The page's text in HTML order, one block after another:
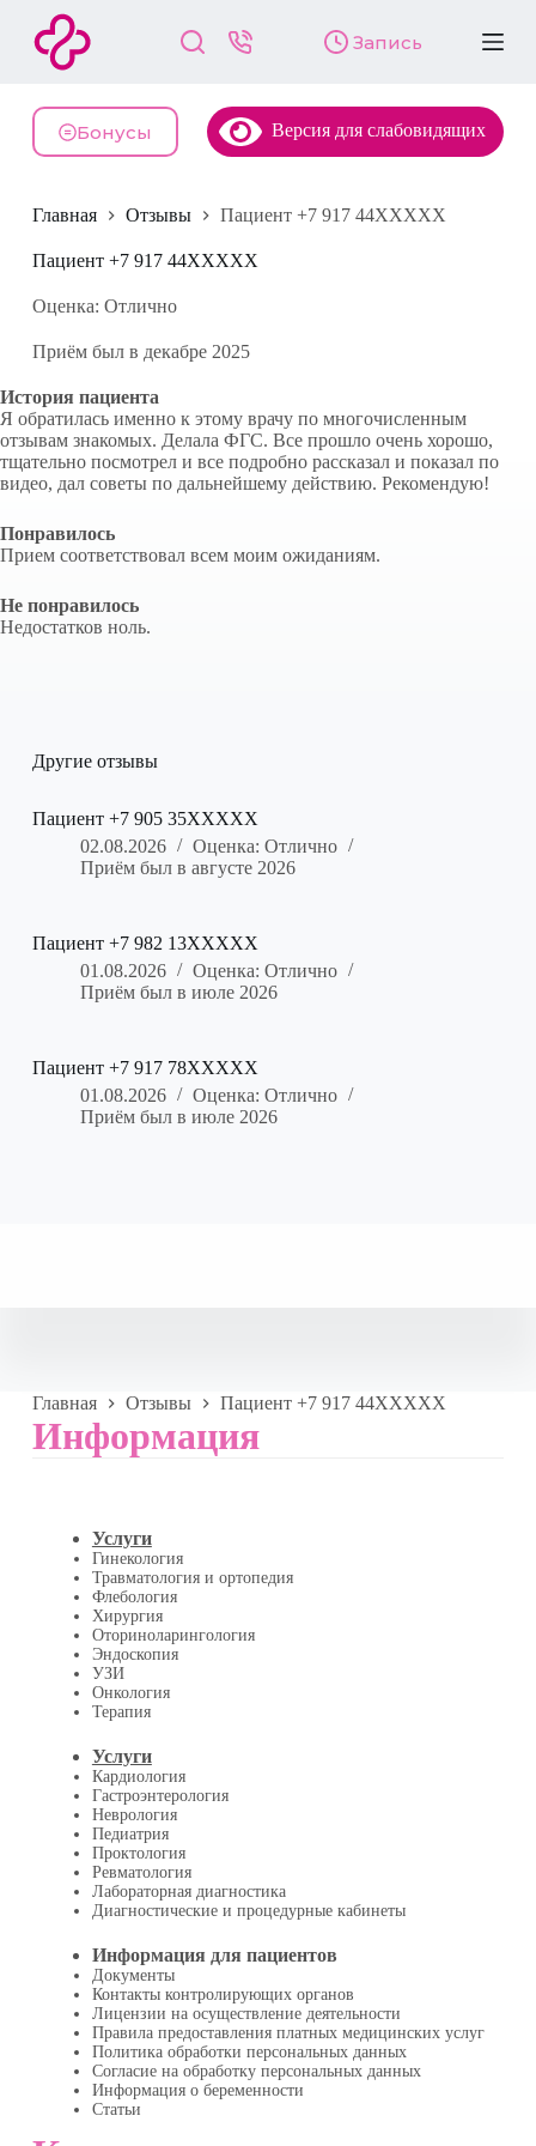
й
и
у
и
Запись
Бонусы Версия для слабовидящих
Главная Отзывы Пациент +7 917 44XXXXX
Пациент +7 917 44XXXXX
Оценка: Отлично
Приём был в декабре 2025
История пациента
Я обратилась именно к этому врачу по многочисленным
отзывам знакомых. Делала ФГС. Все прошло очень хорошо,
тщательно посмотрел и все подробно рассказал и показал по
видео, дал советы по дальнейшему действию. Рекомендую!
Понравилось
Прием соответствовал всем моим ожиданиям.
Не понравилось
Недостатков ноль.
Другие отзывы
Пациент +7 905 35XXXXX
02.08.2026
Оценка: Отлично
Приём был в августе 2026
Пациент +7 982 13XXXXX
01.08.2026
Оценка: Отлично
Приём был в июле 2026
Пациент +7 917 78XXXXX
01.08.2026
Оценка: Отлично
Приём был в июле 2026
Главная Отзывы Пациент +7 917 44XXXXX
Информация
Услуги
Гинекология
Травматология и ортопедия
Флебология
Хирургия
Оториноларингология
Эндоскопия
УЗИ
Онкология
Терапия
Услуги
Кардиология
Гастроэнтерология
Неврология
Педиатрия
Проктология
Ревматология
Лабораторная диагностика
Диагностические и процедурные кабинеты
Информация для пациентов
Документы
Контакты контролирующих органов
Лицензии на осуществление деятельности
Правила предоставления платных медицинских услуг
Политика обработки персональных данных
Согласие на обработку персональных данных
Информация о беременности
Статьи